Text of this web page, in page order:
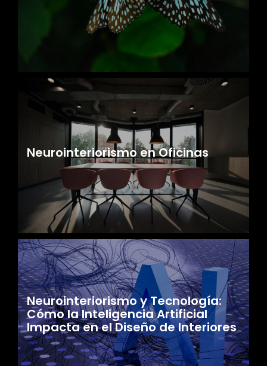
Neurointeriorismo en Oficinas
Neurointeriorismo y Tecnología:
Cómo la Inteligencia Artificial
Impacta en el Diseño de Interiores